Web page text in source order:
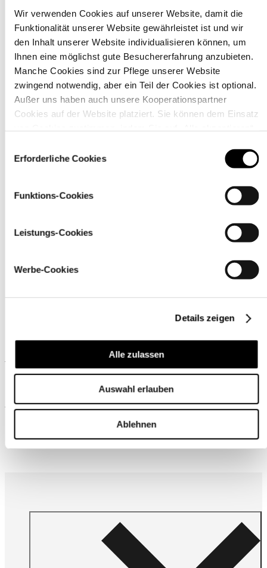
Wir verwenden Cookies auf unserer Website, damit die
Funktionalität unserer Website gewährleistet ist und wir
den Inhalt unserer Website individualisieren können, um
Ihnen eine möglichst gute Besuchererfahrung anzubieten.
Manche Cookies sind zur Pflege unserer Website
zwingend notwendig, aber ein Teil der Cookies ist optional.
Außer uns haben auch unsere Kooperationspartner
Cookies auf der Website platziert. Sie können dem Einsatz
über den Link „Cookie-Einstellungen
Erforderliche Cookies
Funktions-Cookies
Leistungs-Cookies
Werbe-Cookies
Details zeigen
Alle zulassen
Auswahl erlauben
Ablehnen
Material
Pflegehinweise
Ähnliche Produkte
Wird oft zusammen gekauft